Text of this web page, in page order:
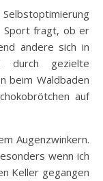
Sport fragt, ob er
andere sich in
durch gezielte
beim Waldbaden
auf
Augenzwinkern.
wenn ich
Keller gegangen